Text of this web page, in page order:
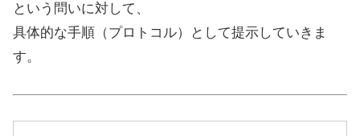
という問いに対して、
具体的な手順（プロトコル）として提示していきま
す。